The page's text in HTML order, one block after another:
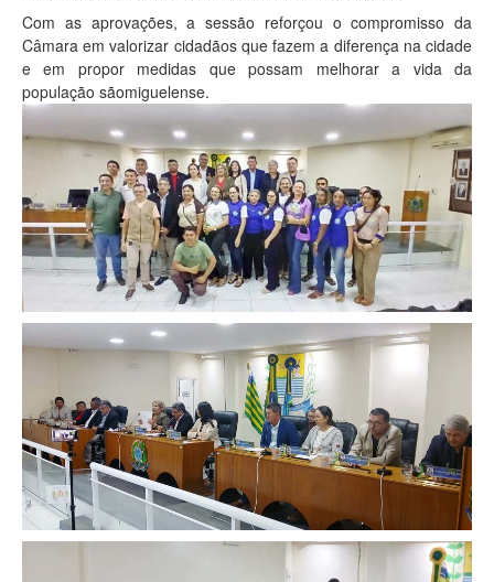
Com as aprovações, a sessão reforçou o compromisso da
Câmara em valorizar cidadãos que fazem a diferença na cidade
e em propor medidas que possam melhorar a vida da
população sãomiguelense.